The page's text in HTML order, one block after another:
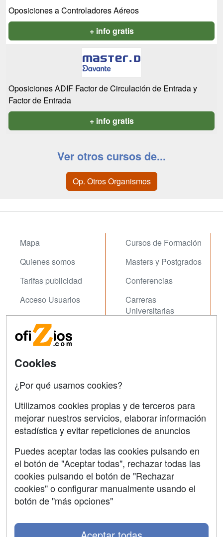
Oposiciones a Controladores Aéreos
+ info gratis
Oposiciones ADIF Factor de Circulación de Entrada y
Factor de Entrada
+ info gratis
Ver otros cursos de...
Op. Otros Organismos
Mapa
Quienes somos
Tarifas publicidad
Acceso Usuarios
Acceso Centros
Cursos de Formación
Masters y Postgrados
Conferencias
Carreras
Universitarias
Contactar
Copyleft
Grupo formazion:
Cookies
¿Por qué usamos cookies?
Utilizamos cookies propias y de terceros para
mejorar nuestros servicios, elaborar información
estadística y evitar repeticiones de anuncios
Puedes aceptar todas las cookies pulsando en
el botón de "Aceptar todas", rechazar todas las
cookies pulsando el botón de "Rechazar
cookies" o configurar manualmente usando el
botón de "más opciones"